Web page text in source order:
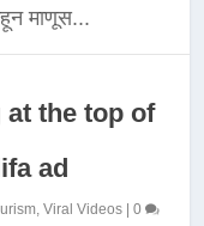
माणूस...
at the top of
ad
,Viral Videos |0